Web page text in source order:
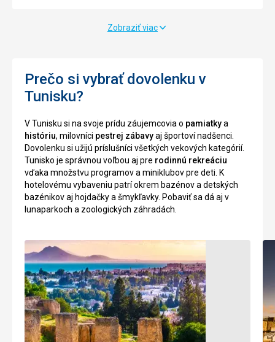
veža,
ktorá
mala
funkciu,
pomenovaná
svojom
staviteľovi
jedna
najstarších
veží,
ktoré
úvodom
kultúry
tradíc
Severnej
Afriky.
Obvykle
mesto
vyhľadávane
pokiaľ
rozhodente
niečo
podniknúť,
Hammamet
Zobraziť viac
Prečo si vybrať dovolenku v
Tunisku?
V Tunisku si na svoje prídu záujemcovia o pamiatkya
históriu, milovníci pestrej zábavyaj športoví nadšenci.
Dovolenku si užijú príslušníci všetkých vekových kategórií.
Tunisko je správnou voľbou aj pre rodinnú rekreáciu
vďaka množstvu programov a miniklubov pre deti. K
hotelovému vybaveniu patrí okrem bazénov a detských
bazénikov aj hojdačky a šmykľavky. Pobaviť sa dá aj v
lunaparkoch a zoologických záhradách.